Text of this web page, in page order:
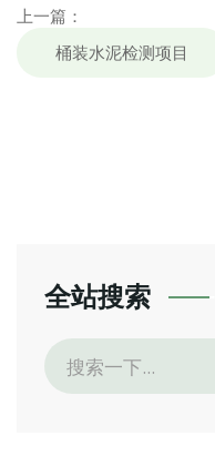
上一篇：
桶装水泥检测项目
全站搜索